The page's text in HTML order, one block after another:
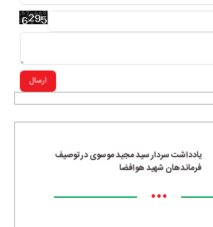
یادداشت سردار سید مجید موسوی در توصیف
فرماندهان شهید هوافضا
•••
ارسال